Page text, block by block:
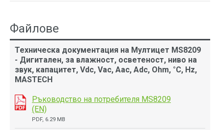
Файлове
Техническа документация на Мултицет MS8209
- Дигитален, за влажност, осветеност, ниво на
звук, капацитет, Vdc, Vac, Aac, Adc, Ohm, °C, Hz,
MASTECH
Ръководство на потребителя MS8209
(EN)
PDF, 6.29 MB